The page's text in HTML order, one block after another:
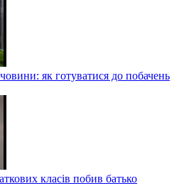
як готуватися до побачень
класів побив батько